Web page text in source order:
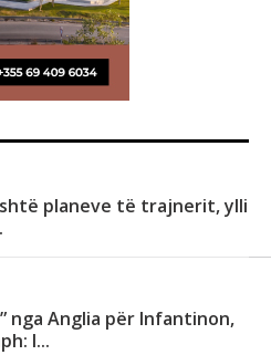
planeve të trajnerit, ylli
nga Anglia për Infantinon,
I...